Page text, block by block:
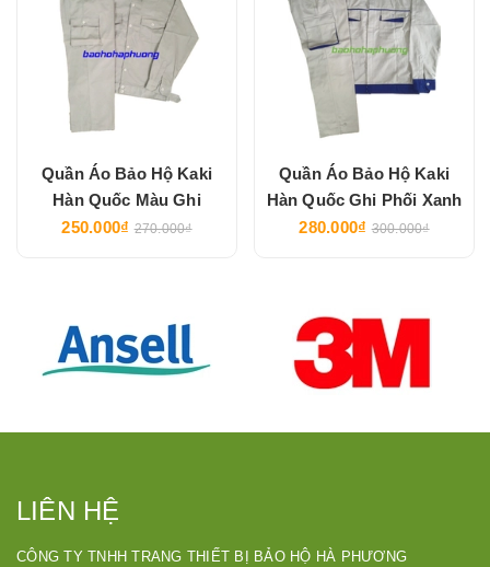
Quần Áo Bảo Hộ Kaki
Hàn Quốc Màu Ghi
250.000₫ 270.000₫
Quần Áo Bảo Hộ Kaki
Hàn Quốc Ghi Phối Xanh
280.000₫ 300.000₫
LIÊN HỆ
CÔNG TY TNHH TRANG THIẾT BỊ BẢO HỘ HÀ PHƯƠNG